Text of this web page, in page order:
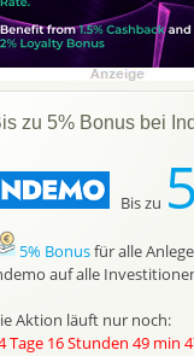
zu 5% Bonus bei
Bis zu
5% Bonusfür alle
auf alle
Aktion läuft nur noch:
Tage 16 Stunden 49 min